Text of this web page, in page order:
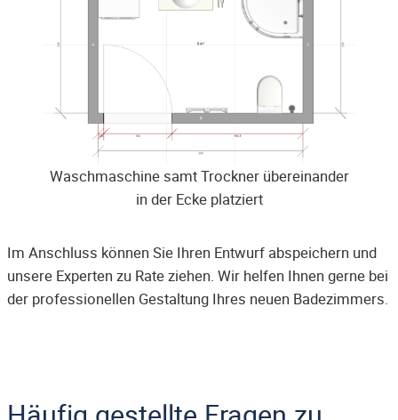
Waschmaschine samt Trockner übereinander
in der Ecke platziert
Im Anschluss können Sie Ihren Entwurf abspeichern und
unsere Experten zu Rate ziehen. Wir helfen Ihnen gerne bei
der professionellen Gestaltung Ihres neuen Badezimmers.